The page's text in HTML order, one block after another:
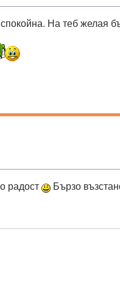
На теб желая
радост
Бързо